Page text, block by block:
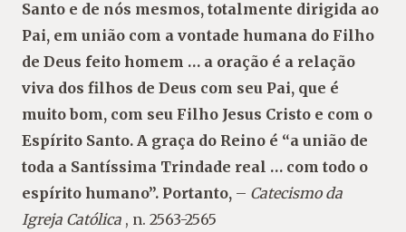
Santo e de nós mesmos, totalmente dirigida ao
Pai, em união com a vontade humana do Filho
de Deus feito homem … a oração é a relação
viva dos filhos de Deus com seu Pai, que é
muito bom, com seu Filho Jesus Cristo e com o
Espírito Santo. A graça do Reino é “a união de
toda a Santíssima Trindade real … com todo o
espírito humano”. Portanto, – Catecismo da
Igreja Católica , n. 2563-2565